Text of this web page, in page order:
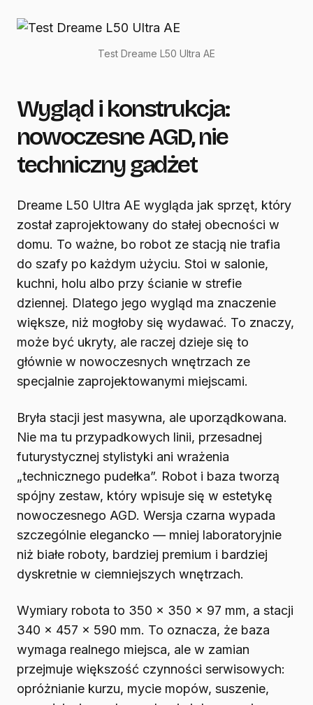
Test Dreame L50 Ultra AE
Wygląd i konstrukcja:
nowoczesne AGD, nie
techniczny gadżet
Dreame L50 Ultra AE wygląda jak sprzęt, który
został zaprojektowany do stałej obecności w
domu. To ważne, bo robot ze stacją nie trafia
do szafy po każdym użyciu. Stoi w salonie,
kuchni, holu albo przy ścianie w strefie
dziennej. Dlatego jego wygląd ma znaczenie
większe, niż mogłoby się wydawać. To znaczy,
może być ukryty, ale raczej dzieje się to
głównie w nowoczesnych wnętrzach ze
specjalnie zaprojektowanymi miejscami.
Bryła stacji jest masywna, ale uporządkowana.
Nie ma tu przypadkowych linii, przesadnej
futurystycznej stylistyki ani wrażenia
„technicznego pudełka”. Robot i baza tworzą
spójny zestaw, który wpisuje się w estetykę
nowoczesnego AGD. Wersja czarna wypada
szczególnie elegancko — mniej laboratoryjnie
niż białe roboty, bardziej premium i bardziej
dyskretnie w ciemniejszych wnętrzach.
Wymiary robota to 350 × 350 × 97 mm, a stacji
340 × 457 × 590 mm. To oznacza, że baza
wymaga realnego miejsca, ale w zamian
przejmuje większość czynności serwisowych:
opróżnianie kurzu, mycie mopów, suszenie,